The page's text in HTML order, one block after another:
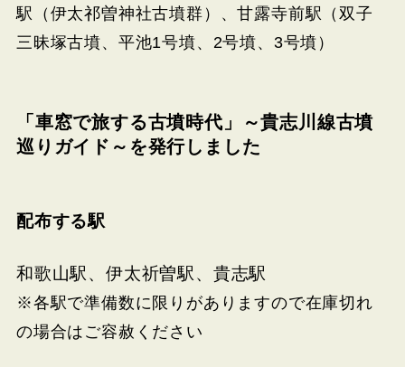
駅（伊太祁曽神社古墳群）、甘露寺前駅（双子
三昧塚古墳、平池1号墳、2号墳、3号墳）
「車窓で旅する古墳時代」～貴志川線古墳
巡りガイド～を発行しました
配布する駅
和歌山駅、伊太祈曽駅、貴志駅
※各駅で準備数に限りがありますので在庫切れ
の場合はご容赦ください